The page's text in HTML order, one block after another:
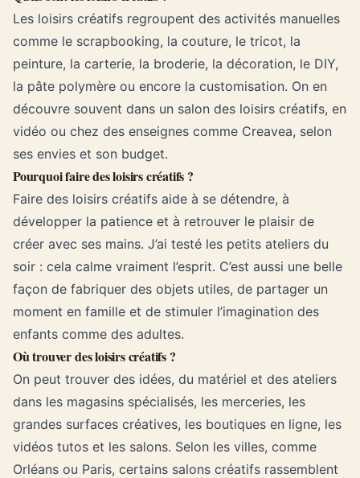
Les loisirs créatifs regroupent des activités manuelles
comme le scrapbooking, la couture, le tricot, la
peinture, la carterie, la broderie, la décoration, le DIY,
la pâte polymère ou encore la customisation. On en
découvre souvent dans un salon des loisirs créatifs, en
vidéo ou chez des enseignes comme Creavea, selon
ses envies et son budget.
Pourquoi faire des loisirs créatifs ?
Faire des loisirs créatifs aide à se détendre, à
développer la patience et à retrouver le plaisir de
créer avec ses mains. J’ai testé les petits ateliers du
soir : cela calme vraiment l’esprit. C’est aussi une belle
façon de fabriquer des objets utiles, de partager un
moment en famille et de stimuler l’imagination des
enfants comme des adultes.
Où trouver des loisirs créatifs ?
On peut trouver des idées, du matériel et des ateliers
dans les magasins spécialisés, les merceries, les
grandes surfaces créatives, les boutiques en ligne, les
vidéos tutos et les salons. Selon les villes, comme
Orléans ou Paris, certains salons créatifs rassemblent